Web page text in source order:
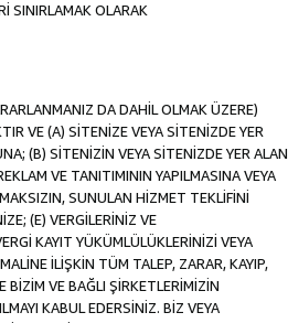
SINIRLAMAK OLARAK
DA DAHİL OLMAK ÜZERE)
VE (A) SİTENİZE VEYA SİTENİZDE YER
(B) SİTENİZİN VEYA SİTENİZDE YER ALAN
VE TANITIMININ YAPILMASINA VEYA
SUNULAN HİZMET TEKLİFİNİ
(E) VERGİLERİNİZ VE
KAYIT YÜKÜMLÜLÜKLERİNİZİ VEYA
İLİŞKİN TÜM TALEP, ZARAR, KAYIP,
BİZİM VE BAĞLI ŞİRKETLERİMİZİN
KABUL EDERSİNİZ. BİZ VEYA